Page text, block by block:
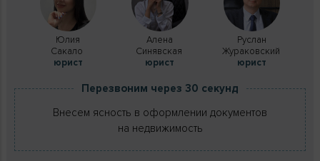
Юлия
Сакало
юрист
Алена
Синявская
юрист
Руслан
Жураковский
юрист
Перезвоним через 30 секунд
Внесем ясность в оформлении документов
на недвижимость